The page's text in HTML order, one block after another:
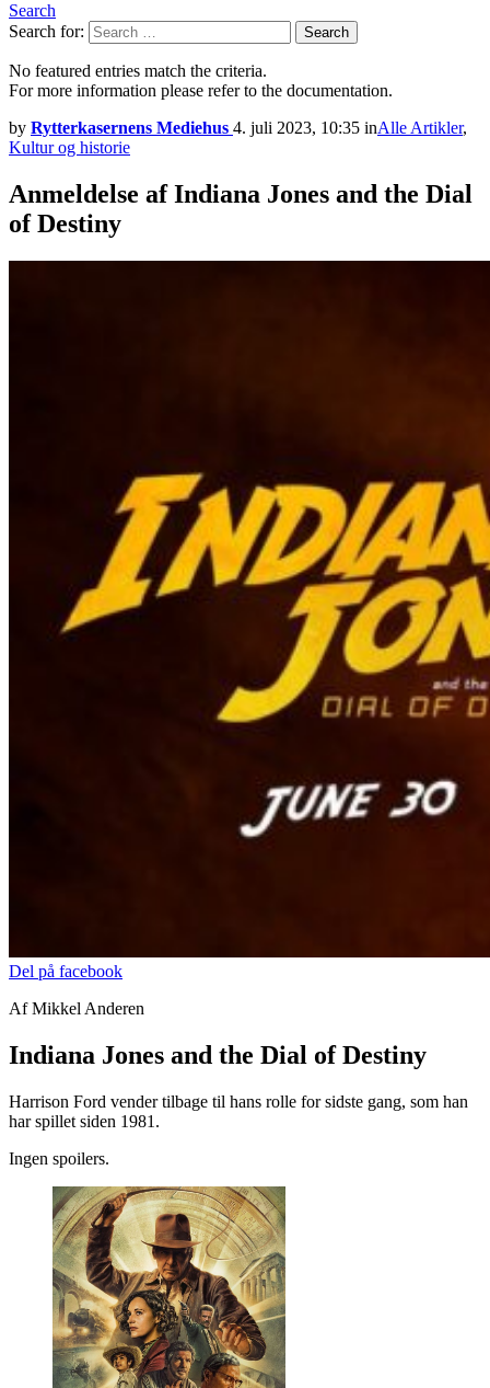
Search
Search for:
Search
No featured entries match the criteria.
For more information please refer to the documentation.
by Rytterkasernens Mediehus 4. juli 2023, 10:35 inAlle Artikler,
Kultur og historie
Anmeldelse af Indiana Jones and the Dial
of Destiny
Del på facebook
Af Mikkel Anderen
Indiana Jones and the Dial of Destiny
Harrison Ford vender tilbage til hans rolle for sidste gang, som han
har spillet siden 1981.
Ingen spoilers.